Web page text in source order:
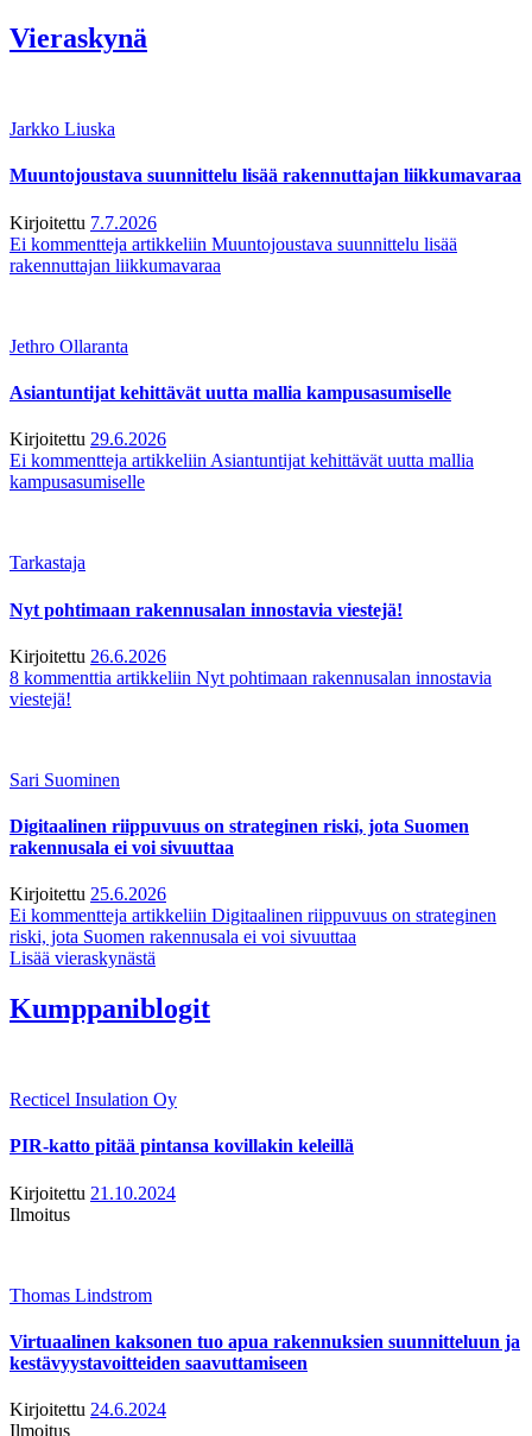
Vieraskynä
Jarkko Liuska
Muuntojoustava suunnittelu lisää rakennuttajan liikkumavaraa
Kirjoitettu 7.7.2026
Ei kommentteja artikkeliin Muuntojoustava suunnittelu lisää
rakennuttajan liikkumavaraa
Jethro Ollaranta
Asiantuntijat kehittävät uutta mallia kampusasumiselle
Kirjoitettu 29.6.2026
Ei kommentteja artikkeliin Asiantuntijat kehittävät uutta mallia
kampusasumiselle
Tarkastaja
Nyt pohtimaan rakennusalan innostavia viestejä!
Kirjoitettu 26.6.2026
8 kommenttia artikkeliin Nyt pohtimaan rakennusalan innostavia
viestejä!
Sari Suominen
Digitaalinen riippuvuus on strateginen riski, jota Suomen
rakennusala ei voi sivuuttaa
Kirjoitettu 25.6.2026
Ei kommentteja artikkeliin Digitaalinen riippuvuus on strateginen
riski, jota Suomen rakennusala ei voi sivuuttaa
Lisää vieraskynästä
Kumppaniblogit
Recticel Insulation Oy
PIR-katto pitää pintansa kovillakin keleillä
Kirjoitettu 21.10.2024
Ilmoitus
Thomas Lindstrom
Virtuaalinen kaksonen tuo apua rakennuksien suunnitteluun ja
kestävyystavoitteiden saavuttamiseen
Kirjoitettu 24.6.2024
Ilmoitus